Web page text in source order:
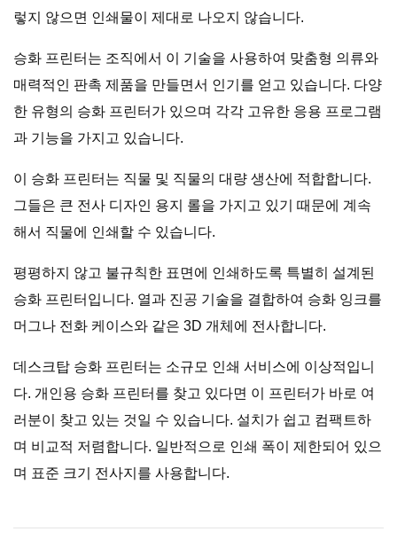
렇지 않으면 인쇄물이 제대로 나오지 않습니다.
승화 프린터는 조직에서 이 기술을 사용하여 맞춤형 의류와
매력적인 판촉 제품을 만들면서 인기를 얻고 있습니다. 다양
한 유형의 승화 프린터가 있으며 각각 고유한 응용 프로그램
과 기능을 가지고 있습니다.
이 승화 프린터는 직물 및 직물의 대량 생산에 적합합니다.
그들은 큰 전사 디자인 용지 롤을 가지고 있기 때문에 계속
해서 직물에 인쇄할 수 있습니다.
평평하지 않고 불규칙한 표면에 인쇄하도록 특별히 설계된
승화 프린터입니다. 열과 진공 기술을 결합하여 승화 잉크를
머그나 전화 케이스와 같은 3D 개체에 전사합니다.
데스크탑 승화 프린터는 소규모 인쇄 서비스에 이상적입니
다. 개인용 승화 프린터를 찾고 있다면 이 프린터가 바로 여
러분이 찾고 있는 것일 수 있습니다. 설치가 쉽고 컴팩트하
며 비교적 저렴합니다. 일반적으로 인쇄 폭이 제한되어 있으
며 표준 크기 전사지를 사용합니다.